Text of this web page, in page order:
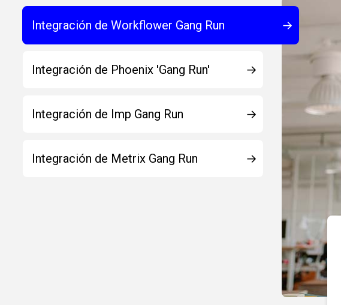
Integración de Workflower Gang Run
Integración de Phoenix 'Gang Run'
Integración de Imp Gang Run
Integración de Metrix Gang Run